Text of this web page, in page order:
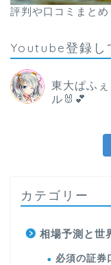
評判や口コミまとめ
Youtube登録し
東大ぱふ
ル🐰💕
カテゴリー
相場予測と世
必須の証券